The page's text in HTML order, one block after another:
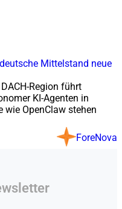
Mittelstand neue
Region führt
KI-Agenten in
wie OpenClaw stehen
ForeNova